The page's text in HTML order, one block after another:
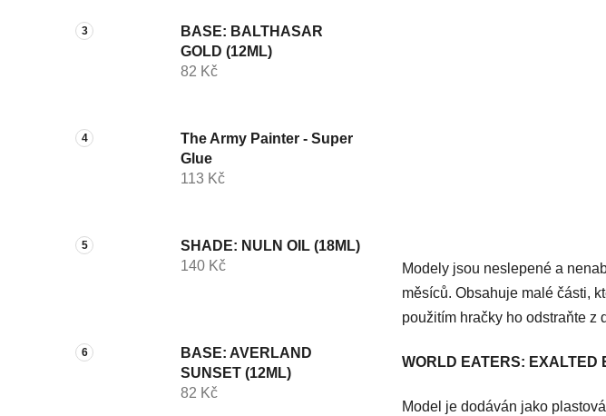
n
e
BASE: BALTHASAR
GOLD (12ML)
82 Kč
The Army Painter - Super
Glue
113 Kč
SHADE: NULN OIL (18ML)
140 Kč
BASE: AVERLAND
SUNSET (12ML)
82 Kč
Modely jsou neslepené a
měsíců. Obsahuje malé části,
použitím hračky ho odstraňte z
WORLD EATERS: EXALTED
Model je dodáván jako